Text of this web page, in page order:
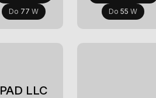
Do 77 W
Do 55 W
PAD LLC